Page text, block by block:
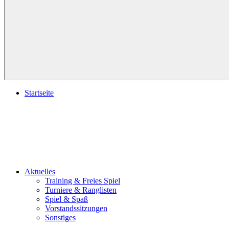
Startseite
Aktuelles
Training & Freies Spiel
Turniere & Ranglisten
Spiel & Spaß
Vorstandssitzungen
Sonstiges